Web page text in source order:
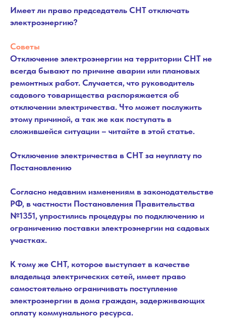
Имеет ли право председатель СНТ отключать
электроэнергию?
Советы
Отключение электроэнергии на территории СНТ не
всегда бывают по причине аварии или плановых
ремонтных работ. Случается, что руководитель
садового товарищества распоряжается об
отключении электричества. Что может послужить
этому причиной, а так же как поступать в
сложившейся ситуации – читайте в этой статье.
Отключение электричества в СНТ за неуплату по
Постановлению
Согласно недавним изменениям в законодательстве
РФ, в частности Постановления Правительства
№1351, упростились процедуры по подключению и
ограничению поставки электроэнергии на садовых
участках.
К тому же СНТ, которое выступает в качестве
владельца электрических сетей, имеет право
самостоятельно ограничивать поступление
электроэнергии в дома граждан, задерживающих
оплату коммунального ресурса.